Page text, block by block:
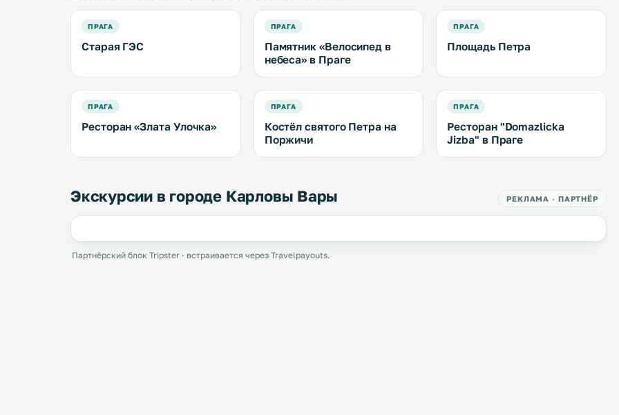
ПРАГА
Старая ГЭС
ПРАГА
Памятник «Велосипед в
небеса» в Праге
ПРАГА
Площадь Петра
ПРАГА
Ресторан «Злата Улочка»
ПРАГА
Костёл святого Петра на
Поржичи
ПРАГА
Ресторан "Domazlicka
Jizba" в Праге
Экскурсии в городе Карловы Вары РЕКЛАМА · ПАРТНЁР
Партнёрский блок Tripster · встраивается через Travelpayouts.